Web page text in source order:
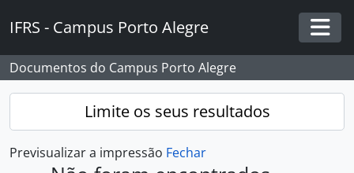
IFRS - Campus Porto Alegre
Documentos do Campus Porto Alegre
Limite os seus resultados
Previsualizar a impressão Fechar